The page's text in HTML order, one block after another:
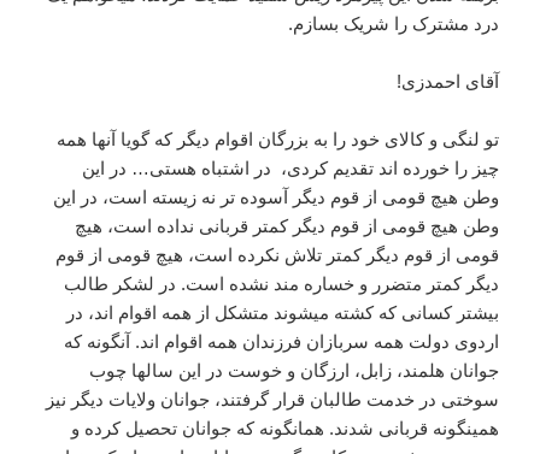
درد مشترک را شریک بسازم.
آقای احمدزی!
تو لنگی و کالای خود را به بزرگان اقوام دیگر که گویا آنها همه
چیز را خورده اند تقدیم کردی، در اشتباه هستی… در این
وطن هیچ قومی از قوم دیگر آسوده تر نه زیسته است، در این
وطن هیچ قومی از قوم دیگر کمتر قربانی نداده است، هیچ
قومی از قوم دیگر کمتر تلاش نکرده است، هیچ قومی از قوم
دیگر کمتر متضرر و خساره مند نشده است. در لشکر طالب
بیشتر کسانی که کشته میشوند متشکل از همه اقوام اند، در
اردوی دولت همه سربازان فرزندان همه اقوام اند. آنگونه که
جوانان هلمند، زابل، ارزگان و خوست در این سالها چوب
سوختی در خدمت طالبان قرار گرفتند، جوانان ولایات دیگر نیز
همینگونه قربانی شدند. همانگونه که جوانان تحصیل کرده و